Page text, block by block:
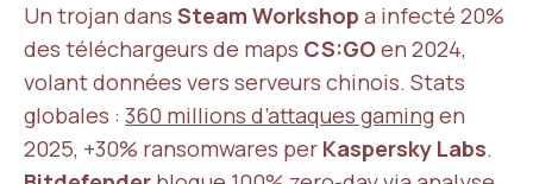
Un trojan dans Steam Workshop a infecté 20%
des téléchargeurs de maps CS:GOen 2024,
volant données vers serveurs chinois. Stats
globales : 360 millions d’attaques gamingen
2025, +30% ransomwares per Kaspersky Labs.